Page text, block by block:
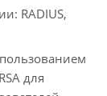
RADIUS,
для